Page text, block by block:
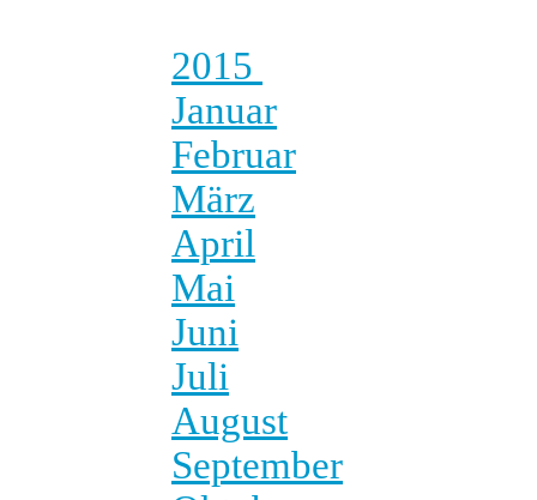
2015
Januar
Februar
März
April
Mai
Juni
Juli
August
September